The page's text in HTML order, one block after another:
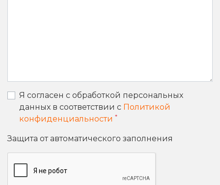
Я согласен с обработкой персональных
данных в соответствии с Политикой
конфиденциальности *
Защита от автоматического заполнения